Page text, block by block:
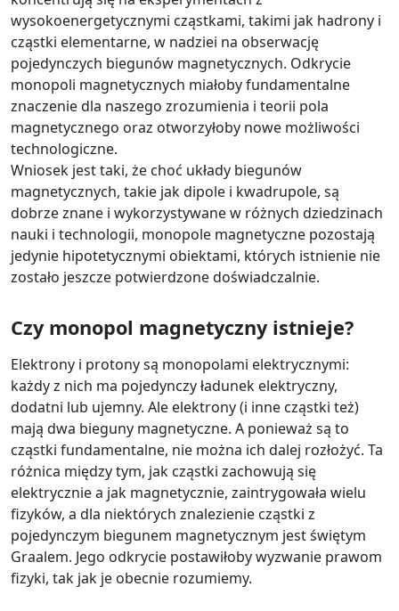
wysokoenergetycznymi cząstkami, takimi jak hadrony i
cząstki elementarne, w nadziei na obserwację
pojedynczych biegunów magnetycznych. Odkrycie
monopoli magnetycznych miałoby fundamentalne
znaczenie dla naszego zrozumienia i teorii pola
magnetycznego oraz otworzyłoby nowe możliwości
technologiczne.
Wniosek jest taki, że choć układy biegunów
magnetycznych, takie jak dipole i kwadrupole, są
dobrze znane i wykorzystywane w różnych dziedzinach
nauki i technologii, monopole magnetyczne pozostają
jedynie hipotetycznymi obiektami, których istnienie nie
zostało jeszcze potwierdzone doświadczalnie.
Czy monopol magnetyczny istnieje?
Elektrony i protony są monopolami elektrycznymi:
każdy z nich ma pojedynczy ładunek elektryczny,
dodatni lub ujemny. Ale elektrony (i inne cząstki też)
mają dwa bieguny magnetyczne. A ponieważ są to
cząstki fundamentalne, nie można ich dalej rozłożyć. Ta
różnica między tym, jak cząstki zachowują się
elektrycznie a jak magnetycznie, zaintrygowała wielu
fizyków, a dla niektórych znalezienie cząstki z
pojedynczym biegunem magnetycznym jest świętym
Graalem. Jego odkrycie postawiłoby wyzwanie prawom
fizyki, tak jak je obecnie rozumiemy.